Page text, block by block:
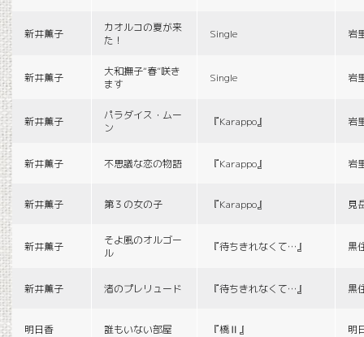
新井薫子
カオルコの夏が来
た！
Single 岩
新井薫子
大和撫子“春”咲き
ます
Single 岩
新井薫子
パラダイス・ムー
ン
『Karappo』 岩
新井薫子 不思議な恋の物語 『Karappo』 岩
新井薫子 第３の女の子 『Karappo』 見
新井薫子
そよ風のオルゴー
ル
『待ちきれなくて…』 黒
新井薫子 渚のプレリュード 『待ちきれなくて…』 黒
明日香 誰もいない部屋 『橋Ⅱ』 明